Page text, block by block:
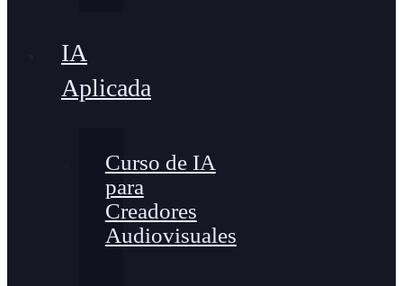
IA
Aplicada
Curso de IA
para
Creadores
Audiovisuales